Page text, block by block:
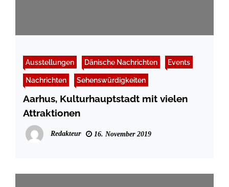
Ausstellungen Dänische Nachrichten Events
Nachrichten Sehenswürdigkeiten
Aarhus, Kulturhauptstadt mit vielen
Attraktionen
Redakteur 16. November 2019